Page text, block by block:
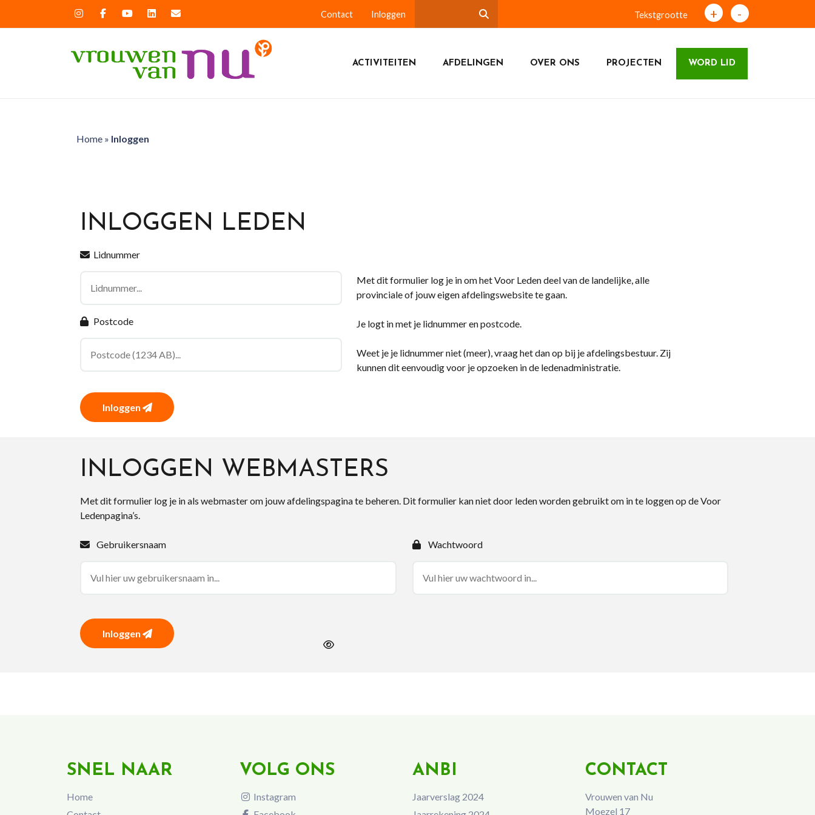
Contact Inloggen Tekstgrootte + -
ACTIVITEITEN AFDELINGEN OVER ONS PROJECTEN WORD LID
Home» Inloggen
INLOGGEN LEDEN
Lidnummer
Postcode
Inloggen
Met dit formulier log je in om het Voor Leden deel van de landelijke, alle
provinciale of jouw eigen afdelingswebsite te gaan.
Je logt in met je lidnummer en postcode.
Weet je je lidnummer niet (meer), vraag het dan op bij je afdelingsbestuur. Zij
kunnen dit eenvoudig voor je opzoeken in de ledenadministratie.
INLOGGEN WEBMASTERS
Met dit formulier log je in als webmaster om jouw afdelingspagina te beheren. Dit formulier kan niet door leden worden gebruikt om in te loggen op de Voor
Ledenpagina’s.
Gebruikersnaam Wachtwoord
Inloggen
SNEL NAAR
Home
VOLG ONS
Instagram
ANBI
Jaarverslag 2024
CONTACT
Vrouwen van Nu
Moezel 17